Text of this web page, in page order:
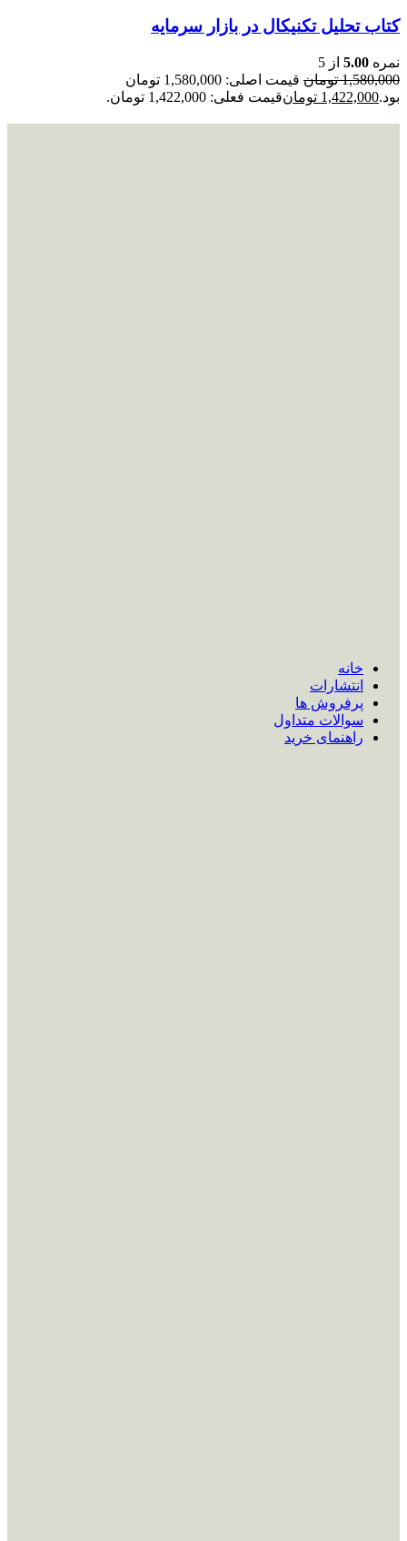
کتاب تحلیل تکنیکال در بازار سرمایه
نمره 5.00 از 5
1,580,000 تومان
قیمت اصلی: 1,580,000 تومان
بود.1,422,000 تومانقیمت فعلی: 1,422,000 تومان.
خانه
انتشارات
پرفروش ها
سوالات متداول
راهنمای خرید